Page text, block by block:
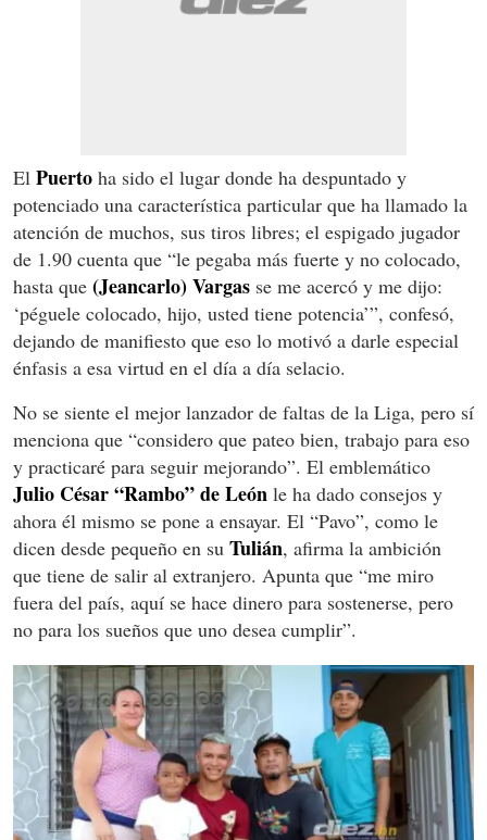
El Puerto ha sido el lugar donde ha despuntado y
potenciado una característica particular que ha llamado la
atención de muchos, sus tiros libres; el espigado jugador
de 1.90 cuenta que “le pegaba más fuerte y no colocado,
hasta que (Jeancarlo) Vargas se me acercó y me dijo:
‘péguele colocado, hijo, usted tiene potencia’”, confesó,
dejando de manifiesto que eso lo motivó a darle especial
énfasis a esa virtud en el día a día selacio.
No se siente el mejor lanzador de faltas de la Liga, pero sí
menciona que “considero que pateo bien, trabajo para eso
y practicaré para seguir mejorando”. El emblemático
Julio César “Rambo” de León le ha dado consejos y
ahora él mismo se pone a ensayar. El “Pavo”, como le
dicen desde pequeño en su Tulián, afirma la ambición
que tiene de salir al extranjero. Apunta que “me miro
fuera del país, aquí se hace dinero para sostenerse, pero
no para los sueños que uno desea cumplir”.